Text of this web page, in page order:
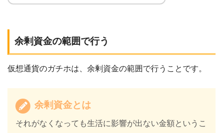
余剰資金の範囲で行う
仮想通貨のガチホは、余剰資金の範囲で行うことです。
余剰資金とは
それがなくなっても生活に影響が出ない金額というこ